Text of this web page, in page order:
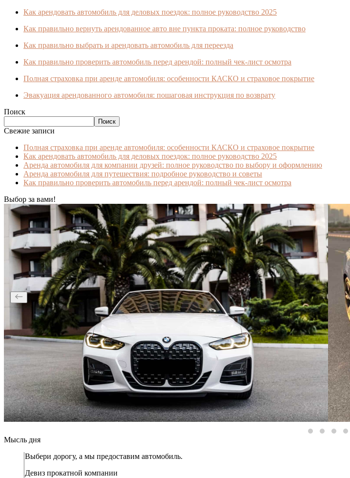
Как арендовать автомобиль для деловых поездок: полное руководство 2025
Как правильно вернуть арендованное авто вне пункта проката: полное руководство
Как правильно выбрать и арендовать автомобиль для переезда
Как правильно проверить автомобиль перед арендой: полный чек-лист осмотра
Полная страховка при аренде автомобиля: особенности КАСКО и страховое покрытие
Эвакуация арендованного автомобиля: пошаговая инструкция по возврату
Поиск
Поиск
Свежие записи
Полная страховка при аренде автомобиля: особенности КАСКО и страховое покрытие
Как арендовать автомобиль для деловых поездок: полное руководство 2025
Аренда автомобиля для компании друзей: полное руководство по выбору и оформлению
Аренда автомобиля для путешествия: подробное руководство и советы
Как правильно проверить автомобиль перед арендой: полный чек-лист осмотра
Выбор за вами!
Мысль дня
Выбери дорогу, а мы предоставим автомобиль.
Девиз прокатной компании